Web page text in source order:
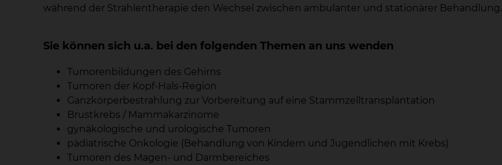
während der Strahlentherapie den Wechsel zwischen ambulanter und stationärer Behandlung.
Sie können sich u.a. bei den folgenden Themen an uns wenden
Tumorenbildungen des Gehirns
Tumoren der Kopf-Hals-Region
Ganzkörperbestrahlung zur Vorbereitung auf eine Stammzelltransplantation
Brustkrebs / Mammakarzinome
gynäkologische und urologische Tumoren
pädiatrische Onkologie (Behandlung von Kindern und Jugendlichen mit Krebs)
Tumoren des Magen- und Darmbereiches